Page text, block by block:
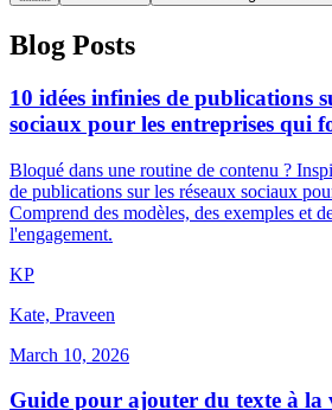
Blog Posts
10 idées infinies de publications
sociaux pour les entreprises qui
Bloqué dans une routine de contenu ?
de publications sur les réseaux sociaux
Comprend des modèles, des exemples et
l'engagement.
KP
Kate, Praveen
March 10, 2026
Guide pour ajouter du texte à la